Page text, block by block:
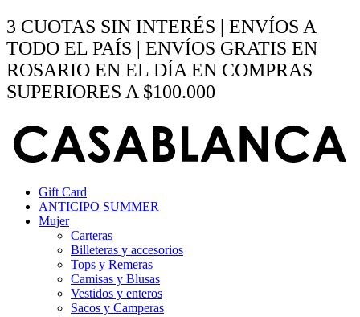
Ir
al
contenido
3 CUOTAS SIN INTERÉS | ENVÍOS A
TODO EL PAÍS | ENVÍOS GRATIS EN
ROSARIO EN EL DÍA EN COMPRAS
SUPERIORES A $100.000
Gift Card
ANTICIPO SUMMER
Mujer
Carteras
Billeteras y accesorios
Tops y Remeras
Camisas y Blusas
Vestidos y enteros
Sacos y Camperas